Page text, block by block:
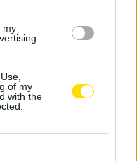
my
of my
with the
na
subida do preço do